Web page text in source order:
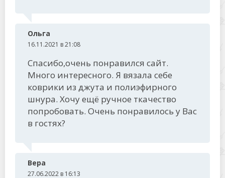
Ольга
16.11.2021 в 21:08
Спасибо,очень понравился сайт.
Много интересного. Я вязала себе
коврики из джута и полиэфирного
шнура. Хочу ещё ручное ткачество
попробовать. Очень понравилось у Вас
в гостях?
Вера
27.06.2022 в 16:13